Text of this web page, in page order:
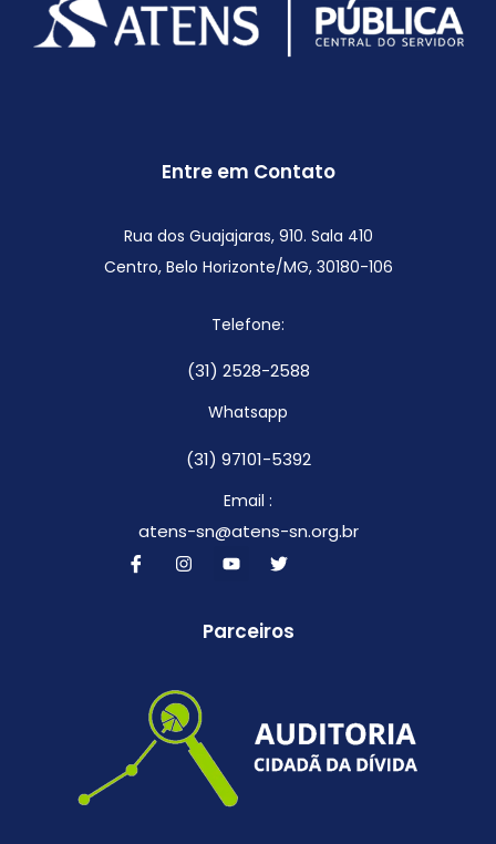
Entre em Contato
Rua dos Guajajaras, 910. Sala 410
Centro, Belo Horizonte/MG, 30180-106
Telefone:
(31) 2528-2588
Whatsapp
(31) 97101-5392
Email :
atens-sn@atens-sn.org.br
Parceiros